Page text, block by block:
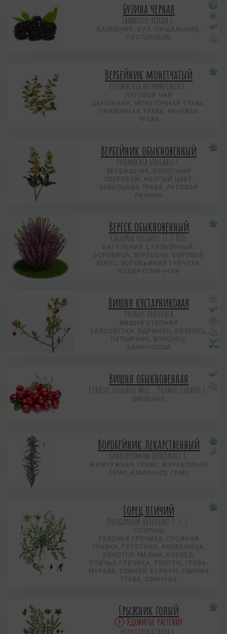
Бузина черная
Sambucus nigra L.
БАЛОВНИК, БУЗ, ПИЩАЛЬНИК,
ПУСТОРОСЛЬ
Вербейник монетчатый
Lysimachia nummularia L.
ЛУГОВОЙ ЧАЙ
ДЕНЕЖНИК, МОНЕТОЧНАЯ ТРАВА,
ПИЯВОЧНАЯ ТРАВА, РАНЕВАЯ
ТРАВА
Вербейник обыкновенный
Lysimacbia vulgaris L.
ВЕРБИШНИК, БОЛОТНЫЙ
ЗВЕРОБОЙ, ЖЕЛТЫЙ ЦВЕТ,
ЗАВАЛЬНАЯ ТРАВА, ЛУГОВОЙ
РАННИК
Вереск обыкновенный
Calluna vulgaris (L.) Hill
БАГУЛЬНИК СУХОБОРНЫЙ,
БОРОВИЦА, ВЕРЕСЕНЬ, БОРОВОЙ
ВЕРЕС, ВОРОБЬИНАЯ ГРЕЧУХА,
ПОДБРУСНИЧНИК
Вишня кустарниковая
Prunus fruticosa
ВИШНЯ СТЕПНАЯ
БЕЛОЦВЕТКА, ЯДРИНЕЦ, КОЗЕЛЕЦ,
ПУПЫРНИК, ВОРОНЕЦ,
КАМЕНОЛОМ
Вишня обыкновенная
Cerasus vulgaris Mill., Prunus cerasus L.
ВИШЕНЬЕ
Воробейник лекарственный
Lithospermum officinale L.
ЖЕМЧУЖНАЯ ТРАВА, ЖУРАВЛИНОЕ
СЕМЯ, КАМЕННОЕ СЕМЯ
Горец птичий
Polygonum aviculare L. s.l.
СПОРЫШ
ГАЛОЧЬЯ ГРЕЧИХА, ГУСИНАЯ
ТРАВКА, ГУСЯТНИК, КОЛЕСНИЦА,
КОНОТОП МАЛЫЙ, КУРОЕД,
ПТИЧЬЯ ГРЕЧИХА, ТОПТУН, ТРАВА-
МУРАВА, СВИНОЙ БУРКУН, СВИНАЯ
ТРАВА, СВИНУХА
Грыжник голый
Ядовитое растение